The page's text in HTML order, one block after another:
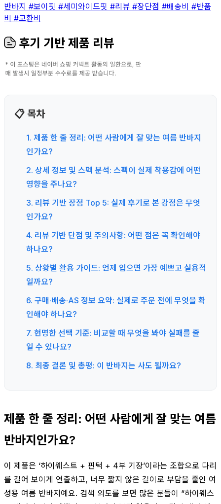
반바지 #보이핏 #세미와이드핏 #리뷰 #장단점 #배송비 #반품
비 #교환비
후기 기반 제품 리뷰
📋 목차
1. 제품 한 줄 정리: 어떤 사람에게 잘 맞는 여름 반바지
인가요?
2. 상세 정보 및 스펙 분석: 스펙이 실제 착용감에 어떤
영향을 주나요?
3. 리뷰 기반 장점 Top 5: 실제 후기로 본 강점은 무엇
인가요?
4. 리뷰 기반 단점 및 주의사항: 어떤 점은 꼭 확인해야
하나요?
5. 상황별 활용 가이드: 언제 입으면 가장 예쁘고 실용적
일까요?
6. 구매·배송·AS 정보 요약: 실제로 주문 전에 무엇을 확
인해야 하나요?
7. 현명한 선택 기준: 비교할 때 무엇을 봐야 실패를 줄
일 수 있나요?
8. 최종 결론 및 총평: 이 반바지는 사도 될까요?
제품 한 줄 정리: 어떤 사람에게 잘 맞는 여름
반바지인가요?
이 제품은 ‘하이웨스트 + 핀턱 + 4부 기장’이라는 조합으로 다리
를 길어 보이게 연출하고, 너무 짧지 않은 길이로 부담을 줄인 여
성용 여름 반바지예요. 검색 의도를 보면 많은 분들이 “하이웨스